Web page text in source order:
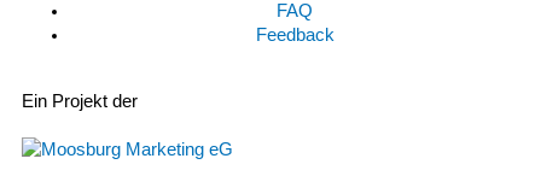
Ein Projekt der
FAQ
Feedback